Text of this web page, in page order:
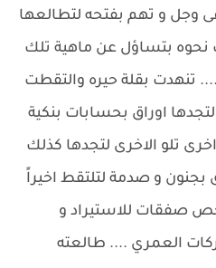
وجل و تهم بفتحه لتطالعها
نحوه بتساؤل عن ماهية تلك
تنهدت بقلة حيره والتقطت
لتجدها اوراق بحسابات بنكية
تلو الاخرى لتجدها كذلك
بجنون و صدمة لتلتقط اخيراً
صفقات للاستيراد و
العمري .... طالعته